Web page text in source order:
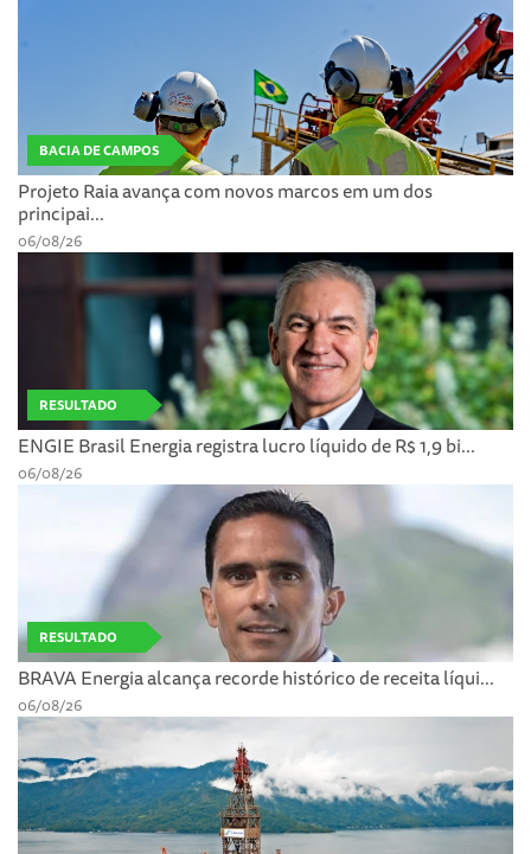
BACIA DE CAMPOS
Projeto Raia avança com novos marcos em um dos
principai...
06/08/26
RESULTADO
ENGIE Brasil Energia registra lucro líquido de R$ 1,9 bi...
06/08/26
RESULTADO
BRAVA Energia alcança recorde histórico de receita líqui...
06/08/26